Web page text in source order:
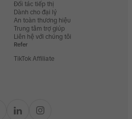
Đối tác tiếp thị
Dành cho đại lý
An toàn thương hiệu
Trung tâm trợ giúp
Liên hệ với chúng tôi
Refer
TikTok Affiliate